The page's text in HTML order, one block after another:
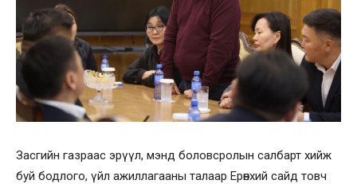
Засгийн газраас эрүүл, мэнд боловсролын салбарт хийж
буй бодлого, үйл ажиллагааны талаар Ерөнхий сайд товч